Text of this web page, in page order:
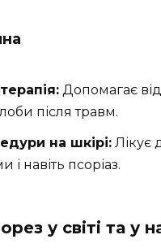
Допомагає
після травм.
на шкірі: Лікує
і навіть псоріаз.
у світі та у